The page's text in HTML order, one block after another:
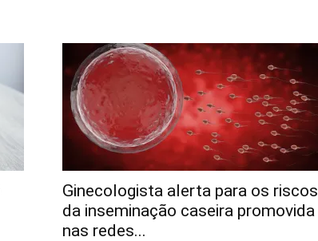
Ginecologista alerta para os riscos
da inseminação caseira promovida
nas redes...